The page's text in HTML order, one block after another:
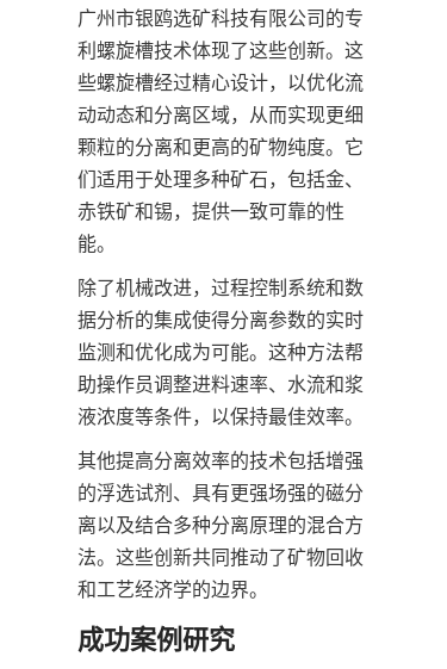
广州市银鸥选矿科技有限公司的专
利螺旋槽技术体现了这些创新。这
些螺旋槽经过精心设计，以优化流
动动态和分离区域，从而实现更细
颗粒的分离和更高的矿物纯度。它
们适用于处理多种矿石，包括金、
赤铁矿和锡，提供一致可靠的性
能。
除了机械改进，过程控制系统和数
据分析的集成使得分离参数的实时
监测和优化成为可能。这种方法帮
助操作员调整进料速率、水流和浆
液浓度等条件，以保持最佳效率。
其他提高分离效率的技术包括增强
的浮选试剂、具有更强场强的磁分
离以及结合多种分离原理的混合方
法。这些创新共同推动了矿物回收
和工艺经济学的边界。
成功案例研究